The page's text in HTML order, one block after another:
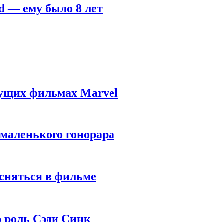
— ему было 8 лет
фильмах Marvel
гонорара
в фильме
роль Сэди Синк